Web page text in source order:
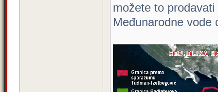
možete to
Međunarodne vode